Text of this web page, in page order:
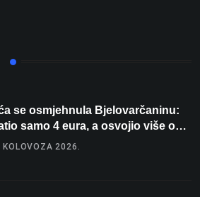
se osmjehnula Bjelovarčaninu:
samo 4 eura, a osvojio više od
eura
KOLOVOZA 2026.